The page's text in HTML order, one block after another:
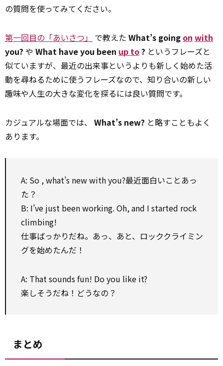
の質問を使ってみてください。
第一回目の「あいさつ」 で教えた What’s going on with
you? や What have you been up to? というフレーズと
似ていますが、最近の出来事というよりも新しく始めた活
動を尋ねるために使うフレーズなので、知り合いの新しい
趣味や人生の大きな変化を探るには良い質問です。
カジュアルな場面では、 What’s new? と略すこともよく
あります。
A: So , what’s newwithyou?最近面白いことあっ
た？
B: I’ve just been working. Oh, and I started rock
climbing!
仕事ばっかりだね。あっ、あと、ロッククライミン
グを始めたんだ！
A: That sounds fun! Do you like it?
楽しそうだね！どうなの？
まとめ